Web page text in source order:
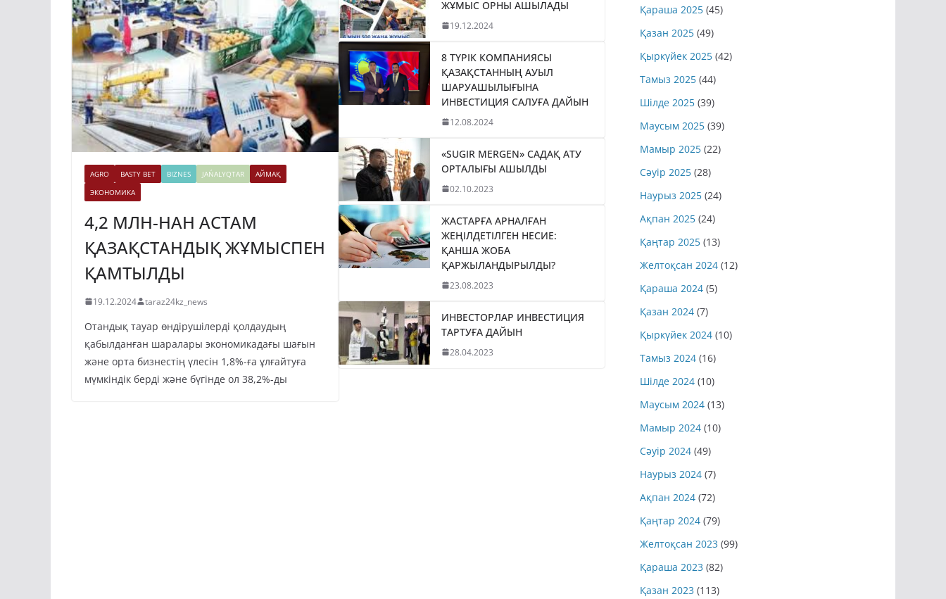
AGRO BASTY BET BIZNES JAŃALYQTAR
АЙМАҚ
ЭКОНОМИКА
4,2 МЛН-НАН АСТАМ
ҚАЗАҚСТАНДЫҚ ЖҰМЫСПЕН
ҚАМТЫЛДЫ
19.12.2024 taraz24kz_news
Отандық тауар өндірушілерді қолдаудың
қабылданған шаралары экономикадағы шағын
және орта бизнестің үлесін 1,8%-ға ұлғайтуға
мүмкіндік берді және бүгінде ол 38,2%-ды
ЖҰМЫС ОРНЫ АШЫЛАДЫ
19.12.2024
8 ТҮРІК КОМПАНИЯСЫ
ҚАЗАҚСТАННЫҢ АУЫЛ
ШАРУАШЫЛЫҒЫНА
ИНВЕСТИЦИЯ САЛУҒА ДАЙЫН
12.08.2024
«SUGIR MERGEN» САДАҚ АТУ
ОРТАЛЫҒЫ АШЫЛДЫ
02.10.2023
ЖАСТАРҒА АРНАЛҒАН
ЖЕҢІЛДЕТІЛГЕН НЕСИЕ:
ҚАНША ЖОБА
ҚАРЖЫЛАНДЫРЫЛДЫ?
23.08.2023
ИНВЕСТОРЛАР ИНВЕСТИЦИЯ
ТАРТУҒА ДАЙЫН
28.04.2023
Қараша 2025 (45)
Қазан 2025 (49)
Қыркүйек 2025 (42)
Тамыз 2025 (44)
Шілде 2025 (39)
Маусым 2025 (39)
Мамыр 2025 (22)
Сәуір 2025 (28)
Наурыз 2025 (24)
Ақпан 2025 (24)
Қаңтар 2025 (13)
Желтоқсан 2024 (12)
Қараша 2024 (5)
Қазан 2024 (7)
Қыркүйек 2024 (10)
Тамыз 2024 (16)
Шілде 2024 (10)
Маусым 2024 (13)
Мамыр 2024 (10)
Сәуір 2024 (49)
Наурыз 2024 (7)
Ақпан 2024 (72)
Қаңтар 2024 (79)
Желтоқсан 2023 (99)
Қараша 2023 (82)
Қазан 2023 (113)